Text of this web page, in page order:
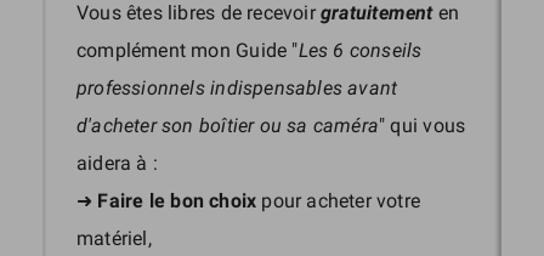
Vous êtes libres de recevoirgratuitementen
complément mon Guide "Les 6 conseils
professionnels indispensables avant
d'acheter son boîtier ou sa caméra" qui vous
aidera à :
➜ Faire le bon choix pour acheter votre
matériel,